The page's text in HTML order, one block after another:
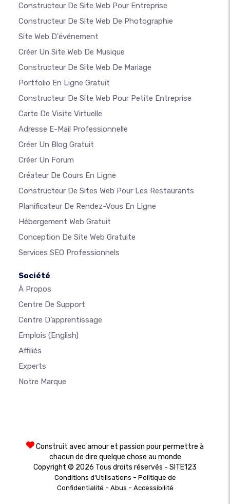
Constructeur De Site Web Pour Entreprise
Constructeur De Site Web De Photographie
Site Web D'événement
Créer Un Site Web De Musique
Constructeur De Site Web De Mariage
Portfolio En Ligne Gratuit
Constructeur De Site Web Pour Petite Entreprise
Carte De Visite Virtuelle
Adresse E-Mail Professionnelle
Créer Un Blog Gratuit
Créer Un Forum
Créateur De Cours En Ligne
Constructeur De Sites Web Pour Les Restaurants
Planificateur De Rendez-Vous En Ligne
Hébergement Web Gratuit
Conception De Site Web Gratuite
Services SEO Professionnels
Société
À Propos
Centre De Support
Centre D’apprentissage
Emplois (English)
Affiliés
Experts
Notre Marque
Construit avec amour et passion pour permettre à
chacun de dire quelque chose au monde
Copyright © 2026 Tous droits réservés - SITE123
Conditions d'Utilisations - Politique de
Confidentialité - Abus - Accessibilité